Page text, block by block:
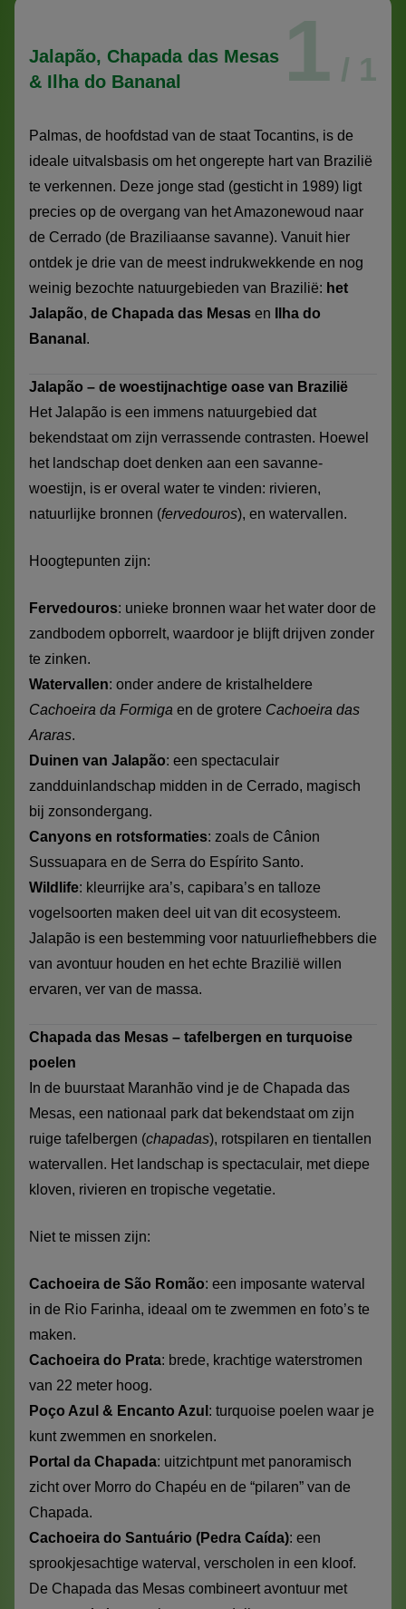
Jalapão, Chapada das Mesas
& Ilha do Bananal
1 / 1
Palmas, de hoofdstad van de staat Tocantins, is de
ideale uitvalsbasis om het ongerepte hart van Brazilië
te verkennen. Deze jonge stad (gesticht in 1989) ligt
precies op de overgang van het Amazonewoud naar
de Cerrado (de Braziliaanse savanne). Vanuit hier
ontdek je drie van de meest indrukwekkende en nog
weinig bezochte natuurgebieden van Brazilië: het
Jalapão, de Chapada das Mesas en
Ilha do
Bananal .
Jalapão – de woestijnachtige oase van Brazilië
Het Jalapão is een immens natuurgebied dat
bekendstaat om zijn verrassende contrasten. Hoewel
het landschap doet denken aan een savanne-
woestijn, is er overal water te vinden: rivieren,
natuurlijke bronnen (fervedouros), en watervallen.
Hoogtepunten zijn:
Fervedouros: unieke bronnen waar het water door de
zandbodem opborrelt, waardoor je blijft drijven zonder
te zinken.
Watervallen: onder andere de kristalheldere
Cachoeira da Formiga en de grotere Cachoeira das
Araras.
Duinen van Jalapão: een spectaculair
zandduinlandschap midden in de Cerrado, magisch
bij zonsondergang.
Canyons en rotsformaties: zoals de Cânion
Sussuapara en de Serra do Espírito Santo.
Wildlife: kleurrijke ara’s, capibara’s en talloze
vogelsoorten maken deel uit van dit ecosysteem.
Jalapão is een bestemming voor natuurliefhebbers die
van avontuur houden en het echte Brazilië willen
ervaren, ver van de massa.
Chapada das Mesas – tafelbergen en turquoise
poelen
In de buurstaat Maranhão vind je de Chapada das
Mesas, een nationaal park dat bekendstaat om zijn
ruige tafelbergen (chapadas), rotspilaren en tientallen
watervallen. Het landschap is spectaculair, met diepe
kloven, rivieren en tropische vegetatie.
Niet te missen zijn:
Cachoeira de São Romão: een imposante waterval
in de Rio Farinha, ideaal om te zwemmen en foto’s te
maken.
Cachoeira do Prata: brede, krachtige waterstromen
van 22 meter hoog.
Poço Azul & Encanto Azul : turquoise poelen waar je
kunt zwemmen en snorkelen.
Portal da Chapada: uitzichtpunt met panoramisch
zicht over Morro do Chapéu en de “pilaren” van de
Chapada.
Cachoeira do Santuário (Pedra Caída): een
sprookjesachtige waterval, verscholen in een kloof.
De Chapada das Mesas combineert avontuur met